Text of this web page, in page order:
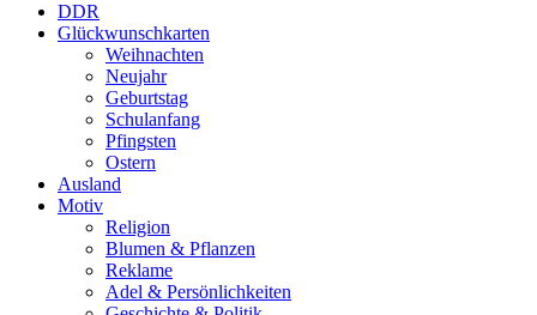
DDR
Glückwunschkarten
Weihnachten
Neujahr
Geburtstag
Schulanfang
Pfingsten
Ostern
Ausland
Motiv
Religion
Blumen & Pflanzen
Reklame
Adel & Persönlichkeiten